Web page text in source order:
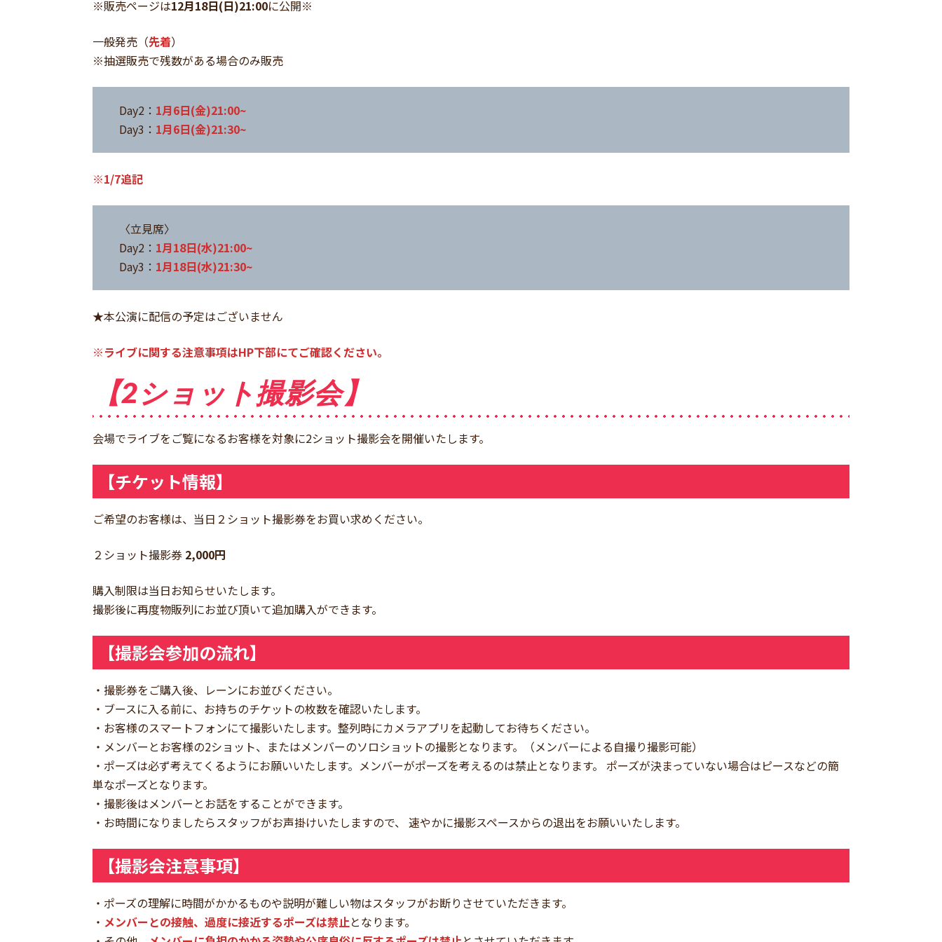
※販売ページは12月18日(日)21:00に公開※
一般発売（先着）
※抽選販売で残数がある場合のみ販売
Day2： 1月6日(金)21:00~
Day3： 1月6日(金)21:30~
※1/7追記
〈立見席〉
Day2： 1月18日(水)21:00~
Day3： 1月18日(水)21:30~
★本公演に配信の予定はございません
※ライブに関する注意事項はHP下部にてご確認ください。
【2ショット撮影会】
会場でライブをご覧になるお客様を対象に2ショット撮影会を開催いたします。
【チケット情報】
ご希望のお客様は、当日２ショット撮影券をお買い求めください。
２ショット撮影券 2,000円
購入制限は当日お知らせいたします。
撮影後に再度物販列にお並び頂いて追加購入ができます。
【撮影会参加の流れ】
・撮影券をご購入後、レーンにお並びください。
・ブースに入る前に、お持ちのチケットの枚数を確認いたします。
・お客様のスマートフォンにて撮影いたします。整列時にカメラアプリを起動してお待ちください。
・メンバーとお客様の2ショット、またはメンバーのソロショットの撮影となります。（メンバーによる自撮り撮影可能）
・ポーズは必ず考えてくるようにお願いいたします。メンバーがポーズを考えるのは禁止となります。 ポーズが決まっていない場合はピースなどの簡
単なポーズとなります。
・撮影後はメンバーとお話をすることができます。
・お時間になりましたらスタッフがお声掛けいたしますので、 速やかに撮影スペースからの退出をお願いいたします。
【撮影会注意事項】
・ポーズの理解に時間がかかるものや説明が難しい物はスタッフがお断りさせていただきます。
・ メンバーとの接触、過度に接近するポーズは禁止となります。